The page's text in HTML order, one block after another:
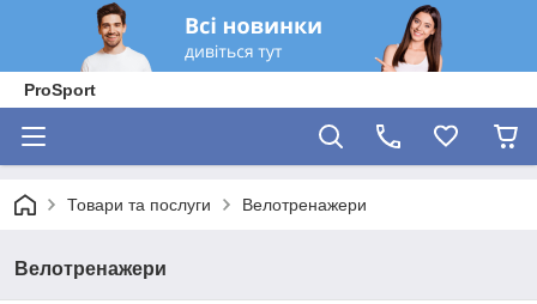
ProSport
Товари та послуги Велотренажери
Велотренажери